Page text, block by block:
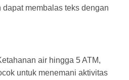
membalas teks dengan
air hingga 5 ATM,
untuk menemani aktivitas